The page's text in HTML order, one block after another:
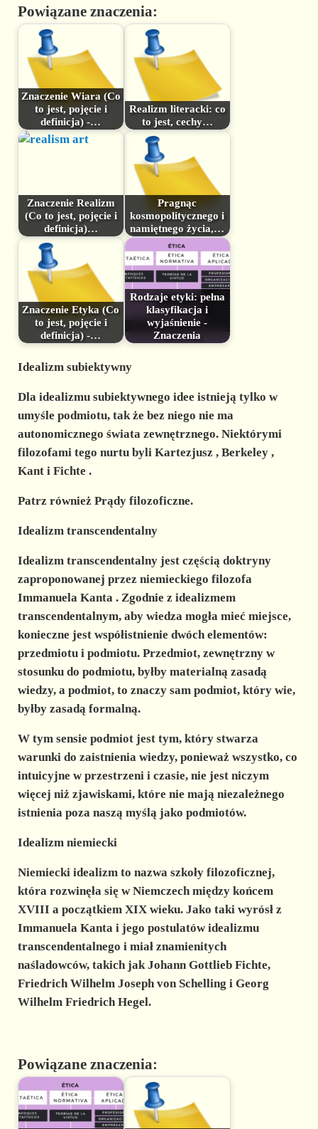
Powiązane znaczenia:
Znaczenie Wiara (Co
to jest, pojęcie i
definicja) -…
Realizm literacki: co
to jest, cechy…
Znaczenie Realizm
(Co to jest, pojęcie i
definicja)…
Pragnąc
kosmopolitycznego i
namiętnego życia,…
Znaczenie Etyka (Co
to jest, pojęcie i
definicja) -…
Rodzaje etyki: pełna
klasyfikacja i
wyjaśnienie -
Znaczenia
Idealizm subiektywny
Dla idealizmu subiektywnego idee istnieją tylko w
umyśle podmiotu, tak że bez niego nie ma
autonomicznego świata zewnętrznego. Niektórymi
filozofami tego nurtu byli Kartezjusz , Berkeley ,
Kant i Fichte .
Patrz również Prądy filozoficzne.
Idealizm transcendentalny
Idealizm transcendentalny jest częścią doktryny
zaproponowanej przez niemieckiego filozofa
Immanuela Kanta . Zgodnie z idealizmem
transcendentalnym, aby wiedza mogła mieć miejsce,
konieczne jest współistnienie dwóch elementów:
przedmiotu i podmiotu. Przedmiot, zewnętrzny w
stosunku do podmiotu, byłby materialną zasadą
wiedzy, a podmiot, to znaczy sam podmiot, który wie,
byłby zasadą formalną.
W tym sensie podmiot jest tym, który stwarza
warunki do zaistnienia wiedzy, ponieważ wszystko, co
intuicyjne w przestrzeni i czasie, nie jest niczym
więcej niż zjawiskami, które nie mają niezależnego
istnienia poza naszą myślą jako podmiotów.
Idealizm niemiecki
Niemiecki idealizm to nazwa szkoły filozoficznej,
która rozwinęła się w Niemczech między końcem
XVIII a początkiem XIX wieku. Jako taki wyrósł z
Immanuela Kanta i jego postulatów idealizmu
transcendentalnego i miał znamienitych
naśladowców, takich jak Johann Gottlieb Fichte,
Friedrich Wilhelm Joseph von Schelling i Georg
Wilhelm Friedrich Hegel.
Powiązane znaczenia: